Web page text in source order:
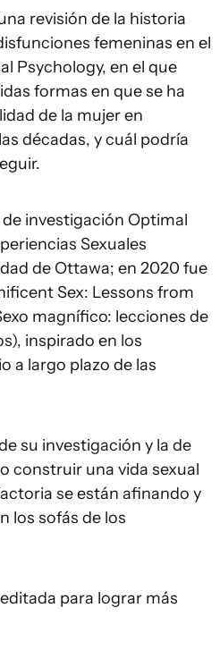
revisión de la historia
femeninas en el
Psychology, en el que
formas en que se ha
de la mujer en
décadas, y cuál podría
investigación Optimal
Sexuales
de Ottawa; en 2020 fue
Sex: Lessons from
magnífico: lecciones de
inspirado en los
a largo plazo de las
su investigación y la de
construir una vida sexual
se están afinando y
los sofás de los
para lograr más